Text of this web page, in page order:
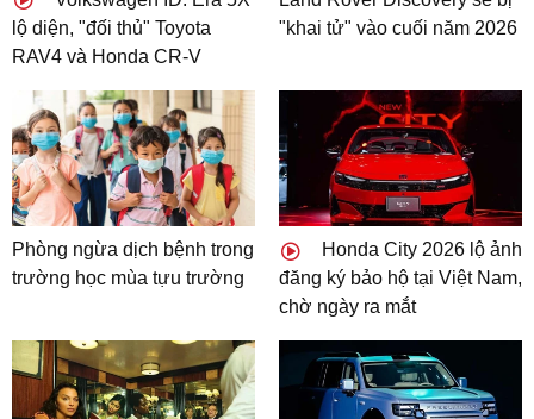
lộ diện, "đối thủ" Toyota
RAV4 và Honda CR-V
"khai tử" vào cuối năm 2026
Phòng ngừa dịch bệnh trong
trường học mùa tựu trường
Honda City 2026 lộ ảnh
đăng ký bảo hộ tại Việt Nam,
chờ ngày ra mắt